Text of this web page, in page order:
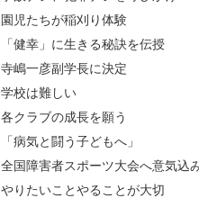
園児たちが稲刈り体験
「健幸」に生きる秘訣を伝授
寺嶋一彦副学長に決定
学校は難しい
各クラブの成長を願う
「病気と闘う子どもへ」
全国障害者スポーツ大会へ意気込
やりたいことやることが大切